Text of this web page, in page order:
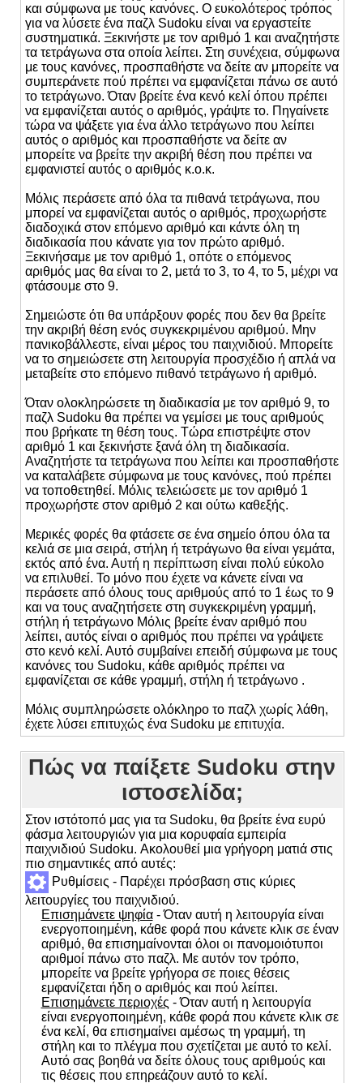
και σύμφωνα με τους κανόνες. Ο ευκολότερος τρόπος
για να λύσετε ένα παζλ Sudoku είναι να εργαστείτε
συστηματικά. Ξεκινήστε με τον αριθμό 1 και αναζητήστε
τα τετράγωνα στα οποία λείπει. Στη συνέχεια, σύμφωνα
με τους κανόνες, προσπαθήστε να δείτε αν μπορείτε να
συμπεράνετε πού πρέπει να εμφανίζεται πάνω σε αυτό
το τετράγωνο. Όταν βρείτε ένα κενό κελί όπου πρέπει
να εμφανίζεται αυτός ο αριθμός, γράψτε το. Πηγαίνετε
τώρα να ψάξετε για ένα άλλο τετράγωνο που λείπει
αυτός ο αριθμός και προσπαθήστε να δείτε αν
μπορείτε να βρείτε την ακριβή θέση που πρέπει να
εμφανιστεί αυτός ο αριθμός κ.ο.κ.
Μόλις περάσετε από όλα τα πιθανά τετράγωνα, που
μπορεί να εμφανίζεται αυτός ο αριθμός, προχωρήστε
διαδοχικά στον επόμενο αριθμό και κάντε όλη τη
διαδικασία που κάνατε για τον πρώτο αριθμό.
Ξεκινήσαμε με τον αριθμό 1, οπότε ο επόμενος
αριθμός μας θα είναι το 2, μετά το 3, το 4, το 5, μέχρι να
φτάσουμε στο 9.
Σημειώστε ότι θα υπάρξουν φορές που δεν θα βρείτε
την ακριβή θέση ενός συγκεκριμένου αριθμού. Μην
πανικοβάλλεστε, είναι μέρος του παιχνιδιού. Μπορείτε
να το σημειώσετε στη λειτουργία προσχέδιο ή απλά να
μεταβείτε στο επόμενο πιθανό τετράγωνο ή αριθμό.
Όταν ολοκληρώσετε τη διαδικασία με τον αριθμό 9, το
παζλ Sudoku θα πρέπει να γεμίσει με τους αριθμούς
που βρήκατε τη θέση τους. Τώρα επιστρέψτε στον
αριθμό 1 και ξεκινήστε ξανά όλη τη διαδικασία.
Αναζητήστε τα τετράγωνα που λείπει και προσπαθήστε
να καταλάβετε σύμφωνα με τους κανόνες, πού πρέπει
να τοποθετηθεί. Μόλις τελειώσετε με τον αριθμό 1
προχωρήστε στον αριθμό 2 και ούτω καθεξής.
Μερικές φορές θα φτάσετε σε ένα σημείο όπου όλα τα
κελιά σε μια σειρά, στήλη ή τετράγωνο θα είναι γεμάτα,
εκτός από ένα. Αυτή η περίπτωση είναι πολύ εύκολο
να επιλυθεί. Το μόνο που έχετε να κάνετε είναι να
περάσετε από όλους τους αριθμούς από το 1 έως το 9
και να τους αναζητήσετε στη συγκεκριμένη γραμμή,
στήλη ή τετράγωνο Μόλις βρείτε έναν αριθμό που
λείπει, αυτός είναι ο αριθμός που πρέπει να γράψετε
στο κενό κελί. Αυτό συμβαίνει επειδή σύμφωνα με τους
κανόνες του Sudoku, κάθε αριθμός πρέπει να
εμφανίζεται σε κάθε γραμμή, στήλη ή τετράγωνο .
Μόλις συμπληρώσετε ολόκληρο το παζλ χωρίς λάθη,
έχετε λύσει επιτυχώς ένα Sudoku με επιτυχία.
Πώς να παίξετε Sudoku στην
ιστοσελίδα;
Στον ιστότοπό μας για τα Sudoku, θα βρείτε ένα ευρύ
φάσμα λειτουργιών για μια κορυφαία εμπειρία
παιχνιδιού Sudoku. Ακολουθεί μια γρήγορη ματιά στις
πιο σημαντικές από αυτές:
Ρυθμίσεις - Παρέχει πρόσβαση στις κύριες
λειτουργίες του παιχνιδιού.
Επισημάνετε ψηφία- Όταν αυτή η λειτουργία είναι
ενεργοποιημένη, κάθε φορά που κάνετε κλικ σε έναν
αριθμό, θα επισημαίνονται όλοι οι πανομοιότυποι
αριθμοί πάνω στο παζλ. Με αυτόν τον τρόπο,
μπορείτε να βρείτε γρήγορα σε ποιες θέσεις
εμφανίζεται ήδη ο αριθμός και πού λείπει.
Επισημάνετε περιοχές - Όταν αυτή η λειτουργία
είναι ενεργοποιημένη, κάθε φορά που κάνετε κλικ σε
ένα κελί, θα επισημαίνει αμέσως τη γραμμή, τη
στήλη και το πλέγμα που σχετίζεται με αυτό το κελί.
Αυτό σας βοηθά να δείτε όλους τους αριθμούς και
τις θέσεις που επηρεάζουν αυτό το κελί.